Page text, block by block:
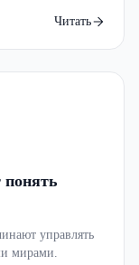
Читать
управлять
мирами.